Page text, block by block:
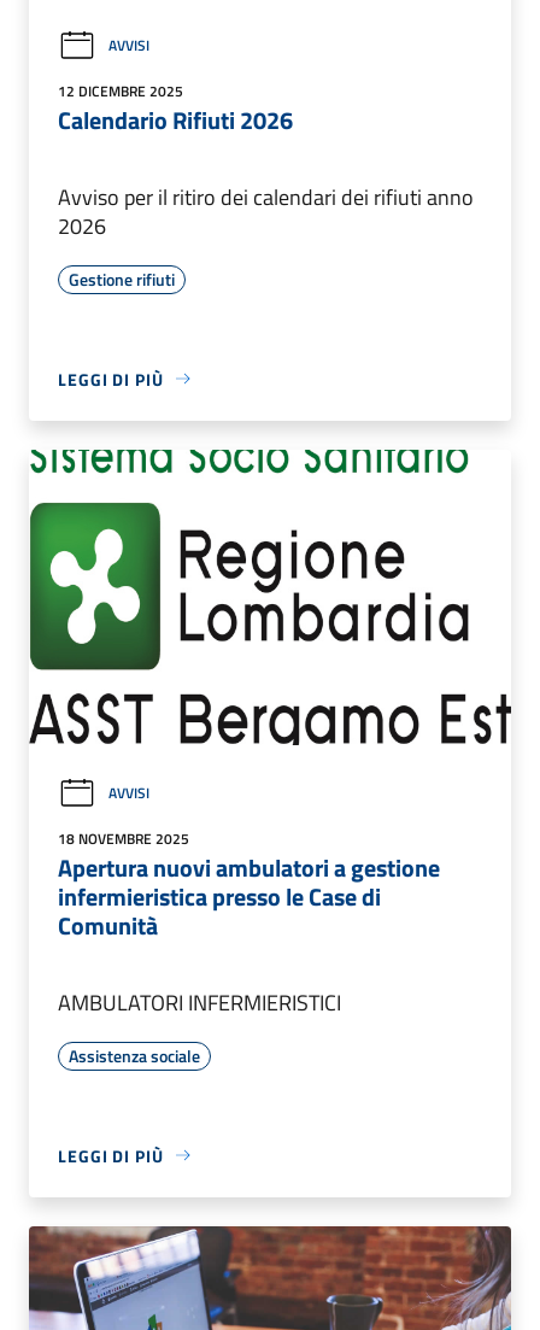
AVVISI
12 DICEMBRE 2025
Calendario Rifiuti 2026
Avviso per il ritiro dei calendari dei rifiuti anno
2026
Gestione rifiuti
LEGGI DI PIÙ
AVVISI
18 NOVEMBRE 2025
Apertura nuovi ambulatori a gestione
infermieristica presso le Case di
Comunità
AMBULATORI INFERMIERISTICI
Assistenza sociale
LEGGI DI PIÙ